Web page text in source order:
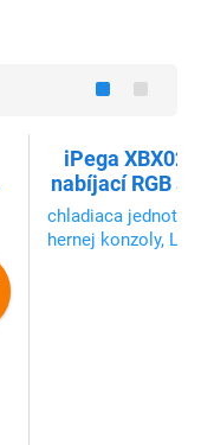
iPega
nabíjací RGB
pre
chladiaca jednotka
hernej konzoly,